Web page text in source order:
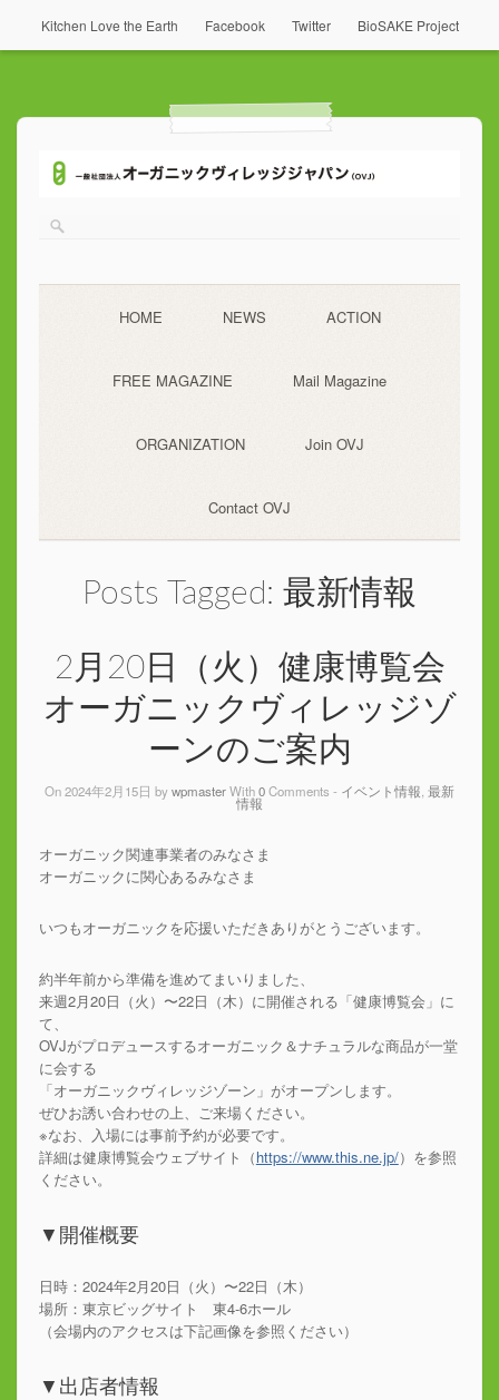
Kitchen Love the Earth Facebook Twitter BioSAKE Project
HOME NEWS ACTION
FREE MAGAZINE Mail Magazine
ORGANIZATION Join OVJ
Contact OVJ
Posts Tagged: 最新情報
2月20日（火）健康博覧会
オーガニックヴィレッジゾ
ーンのご案内
On 2024年2月15日 bywpmasterWith0Comments - イベント情報, 最新
情報
オーガニック関連事業者のみなさま
オーガニックに関心あるみなさま
いつもオーガニックを応援いただきありがとうございます。
約半年前から準備を進めてまいりました、
来週2月20日（火）〜22日（木）に開催される「健康博覧会」に
て、
OVJがプロデュースするオーガニック＆ナチュラルな商品が一堂
に会する
「オーガニックヴィレッジゾーン」がオープンします。
ぜひお誘い合わせの上、ご来場ください。
※なお、入場には事前予約が必要です。
詳細は健康博覧会ウェブサイト（https://www.this.ne.jp/）を参照
ください。
▼開催概要
日時：2024年2月20日（火）〜22日（木）
場所：東京ビッグサイト 東4-6ホール
（会場内のアクセスは下記画像を参照ください）
▼出店者情報